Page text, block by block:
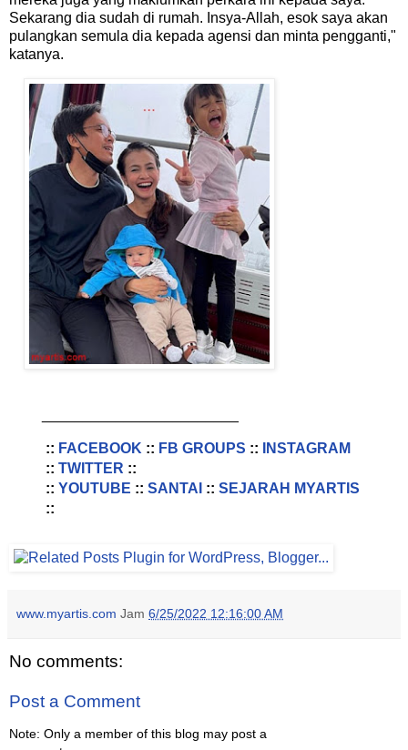
Sekarang dia sudah di rumah. Insya-Allah, esok saya akan
pulangkan semula dia kepada agensi dan minta pengganti,"
katanya.
:: FACEBOOK :: FB GROUPS ::
INSTAGRAM
:: TWITTER ::
:: YOUTUBE :: SANTAI :: SEJARAH MYARTIS
::
www.myartis.com Jam 6/25/2022 12:16:00 AM
No comments:
Post a Comment
Note: Only a member of this blog may post a